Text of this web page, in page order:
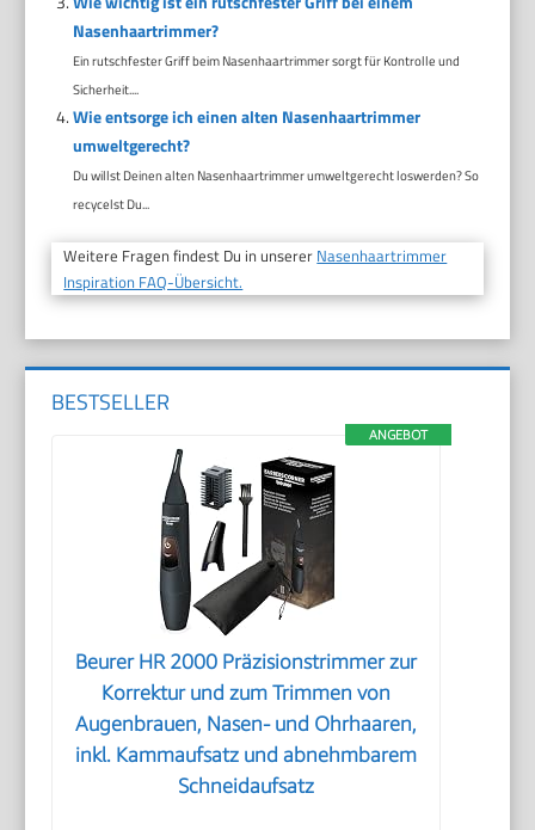
Nasenhaartrimmer?
Ein rutschfester Griff beim Nasenhaartrimmer sorgt für Kontrolle und
Sicherheit....
Wie entsorge ich einen alten Nasenhaartrimmer
umweltgerecht?
Du willst Deinen alten Nasenhaartrimmer umweltgerecht loswerden? So
recycelst Du...
Weitere Fragen findest Du in unserer Nasenhaartrimmer
Inspiration FAQ-Übersicht.
BESTSELLER
ANGEBOT
Beurer HR 2000 Präzisionstrimmer zur
Korrektur und zum Trimmen von
Augenbrauen, Nasen- und Ohrhaaren,
inkl. Kammaufsatz und abnehmbarem
Schneidaufsatz